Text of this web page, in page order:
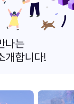
나는
개합니다!